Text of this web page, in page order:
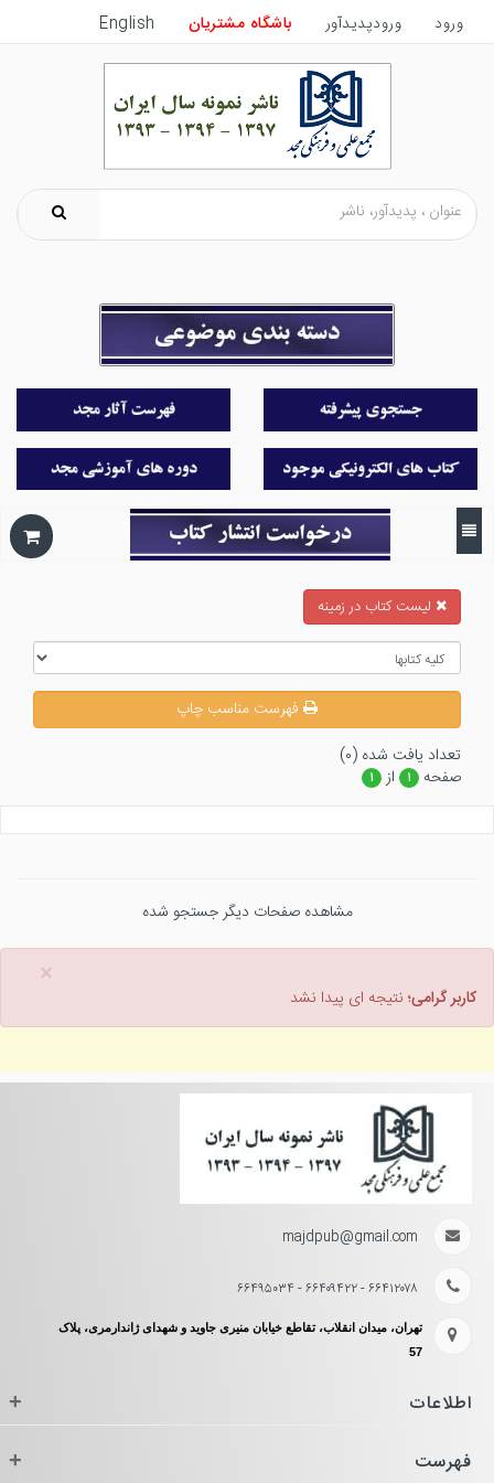
ورود ورودپدیدآور باشگاه مشتریان English
ليست كتاب در زمينه
فهرست مناسب چاپ
تعداد يافت شده (۰)
صفحه
۱ از ۱
مشاهده صفحات دیگر جستجو شده
×
کاربر گرامی؛ نتیجه ای پیدا نشد
majdpub@gmail.com
۶۶۴۱۲۰۷۸ - ۶۶۴۰۹۴۲۲ - ۶۶۴۹۵۰۳۴
تهران، میدان انقلاب، تقاطع خیابان منیری جاوید و شهدای ژاندارمری، پلاک
57
اطلاعات +
فهرست +